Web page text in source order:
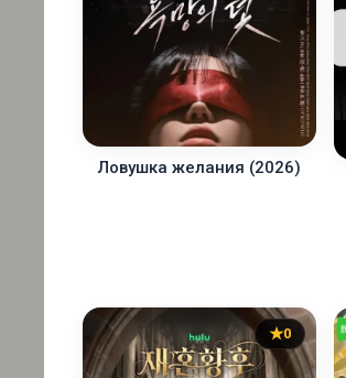
Ловушка желания (2026)
0